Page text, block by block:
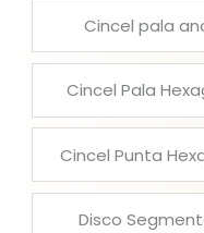
Cincel pala
Cincel Pala
Cincel Punta
Disco